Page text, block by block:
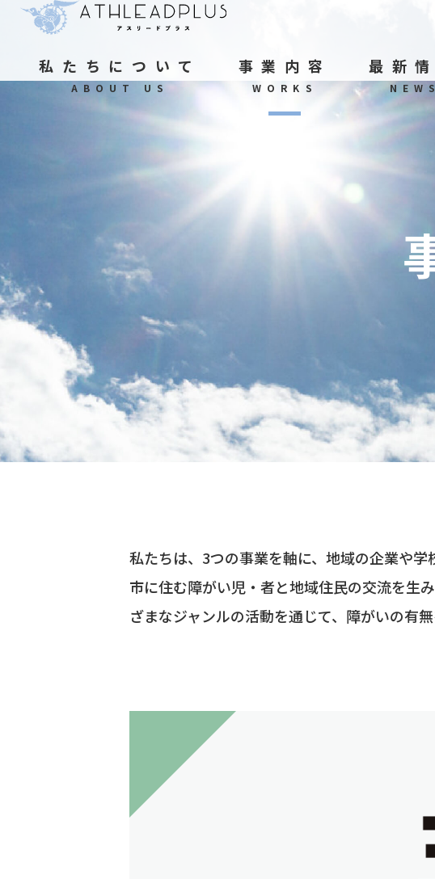
私たちについて
ABOUT US
事業内容
WORKS
最新
NEWS
私たちは、3つの事業を軸に、地域の企業や
市に住む障がい児・者と地域住民の交流を生
ざまなジャンルの活動を通じて、障がいの有